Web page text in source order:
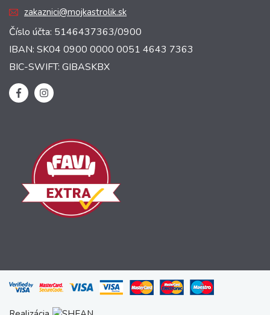
zakaznici@mojkastrolik.sk
Číslo účta: 5146437363/0900
IBAN: SK04 0900 0000 0051 4643 7363
BIC-SWIFT: GIBASKBX